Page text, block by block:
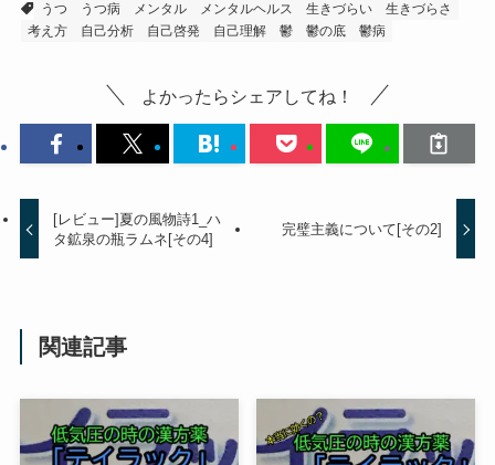
うつ
うつ病 メンタル メンタルヘルス 生きづらい
生きづらさ
考え方
自己分析 自己啓発 自己理解 鬱 鬱の底 鬱病
よかったらシェアしてね！
[レビュー]夏の風物詩1_ハ
タ鉱泉の瓶ラムネ[その4]
完璧主義について[その2]
関連記事